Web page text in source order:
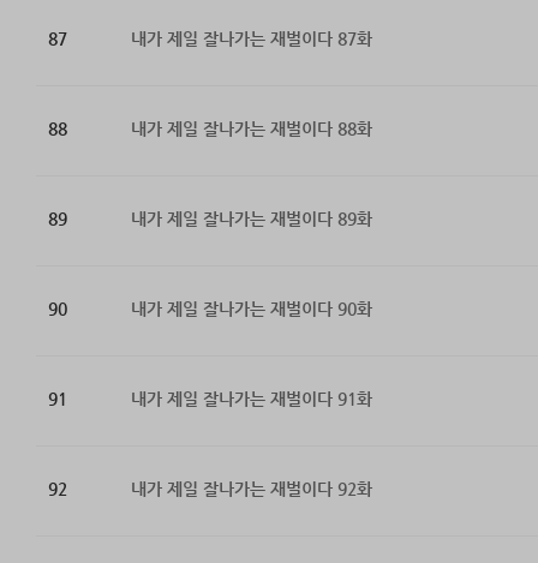
87 내가 제일 잘나가는 재벌이다 87화
88 내가 제일 잘나가는 재벌이다 88화
89 내가 제일 잘나가는 재벌이다 89화
90 내가 제일 잘나가는 재벌이다 90화
91 내가 제일 잘나가는 재벌이다 91화
92 내가 제일 잘나가는 재벌이다 92화